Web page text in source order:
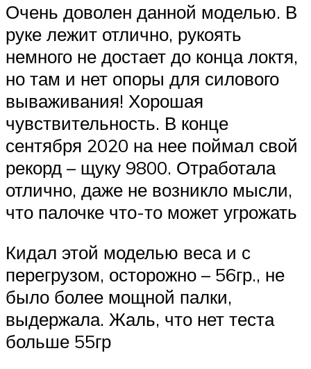
Очень доволен данной моделью. В
руке лежит отлично, рукоять
немного не достает до конца локтя,
но там и нет опоры для силового
вываживания! Хорошая
чувствительность. В конце
сентября 2020 на нее поймал свой
рекорд – щуку 9800. Отработала
отлично, даже не возникло мысли,
что палочке что-то может угрожать
Кидал этой моделью веса и с
перегрузом, осторожно – 56гр., не
было более мощной палки,
выдержала. Жаль, что нет теста
больше 55гр